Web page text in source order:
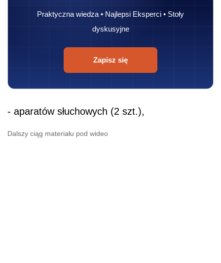
Praktyczna wiedza • Najlepsi Eksperci • Stoły
dyskusyjne
Zapisz się
- aparatów słuchowych (2 szt.),
Dalszy ciąg materiału pod wideo